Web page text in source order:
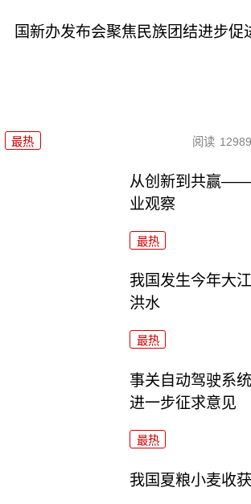
国新办发布会聚焦民族团结进步促
最热 阅读 12989
从创新到共赢——
业观察
最热
我国发生今年大
洪水
最热
事关自动驾驶系
进一步征求意见
最热
我国夏粮小麦收